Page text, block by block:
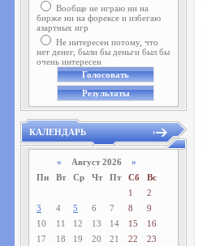
Вообще не играю ни на
бирже ни на форексе и избегаю
азартных игр
Не интересен потому, что
нет денег, были бы деньги был бы
очень интересен
КАЛЕНДАРЬ
« Август 2026 »
Пн
Вт Ср Чт Пт Сб
Вс
1
2
3
4 5 6 7 8
9
10
11 12 13 14 15
16
17
18 19 20 21 22
23